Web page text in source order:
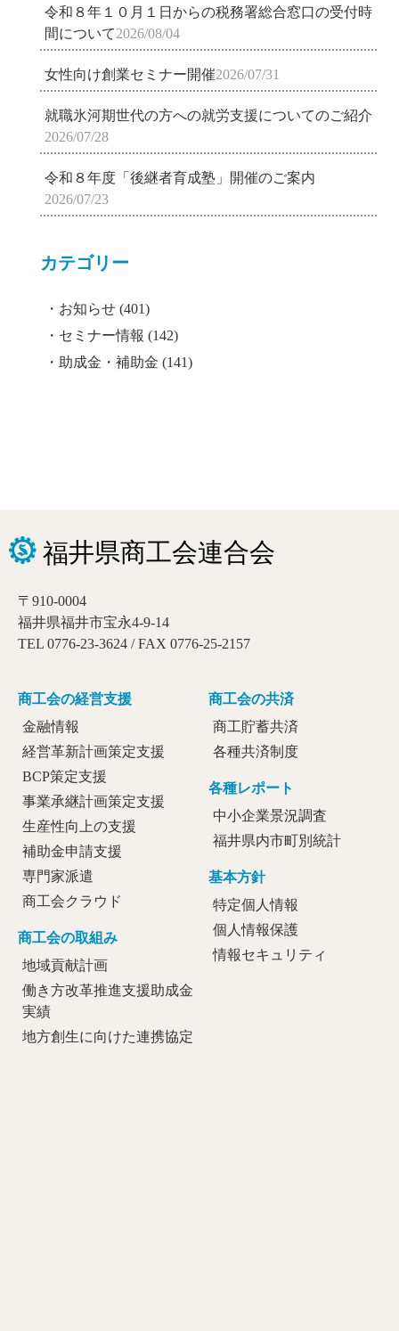
令和８年１０月１日からの税務署総合窓口の受付時
間について2026/08/04
女性向け創業セミナー開催2026/07/31
就職氷河期世代の方への就労支援についてのご紹介
2026/07/28
令和８年度「後継者育成塾」開催のご案内
2026/07/23
カテゴリー
お知らせ (401)
セミナー情報 (142)
助成金・補助金 (141)
〒910-0004
福井県福井市宝永4-9-14
TEL 0776-23-3624 / FAX 0776-25-2157
商工会の経営支援
金融情報
経営革新計画策定支援
BCP策定支援
事業承継計画策定支援
生産性向上の支援
補助金申請支援
専門家派遣
商工会クラウド
商工会の取組み
地域貢献計画
働き方改革推進支援助成金
実績
地方創生に向けた連携協定
商工会の共済
商工貯蓄共済
各種共済制度
各種レポート
中小企業景況調査
福井県内市町別統計
基本方針
特定個人情報
個人情報保護
情報セキュリティ